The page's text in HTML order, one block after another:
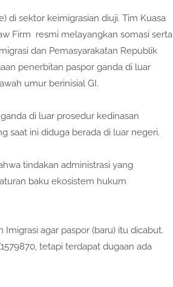
di sektor keimigrasian diuji. Tim Kuasa
Firm resmi melayangkan somasi serta
dan Pemasyarakatan Republik
penerbitan paspor ganda di luar
umur berinisial GI.
di luar prosedur kedinasan
saat ini diduga berada di luar negeri.
tindakan administrasi yang
baku ekosistem hukum
agar paspor (baru) itu dicabut.
tetapi terdapat dugaan ada